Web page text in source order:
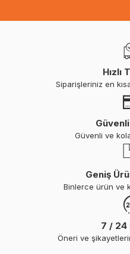
Hızlı
Siparişleriniz en
Güvenli ve
Geniş
Binlerce ürün ve
7 / 24
Öneri ve